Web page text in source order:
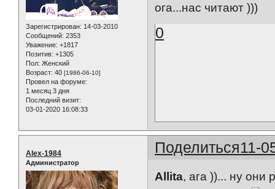
Зарегистрирован: 14-03-2010
Сообщений: 2353
Уважение: +1817
Позитив: +1305
Пол: Женский
Возраст: 40 [1986-06-10]
Провел на форуме:
1 месяц 3 дня
Последний визит:
03-01-2020 16:08:33
ога...нас читают )))
0
Поделиться11-
Alex-1984
Администратор
Allita, ага ))... ну они